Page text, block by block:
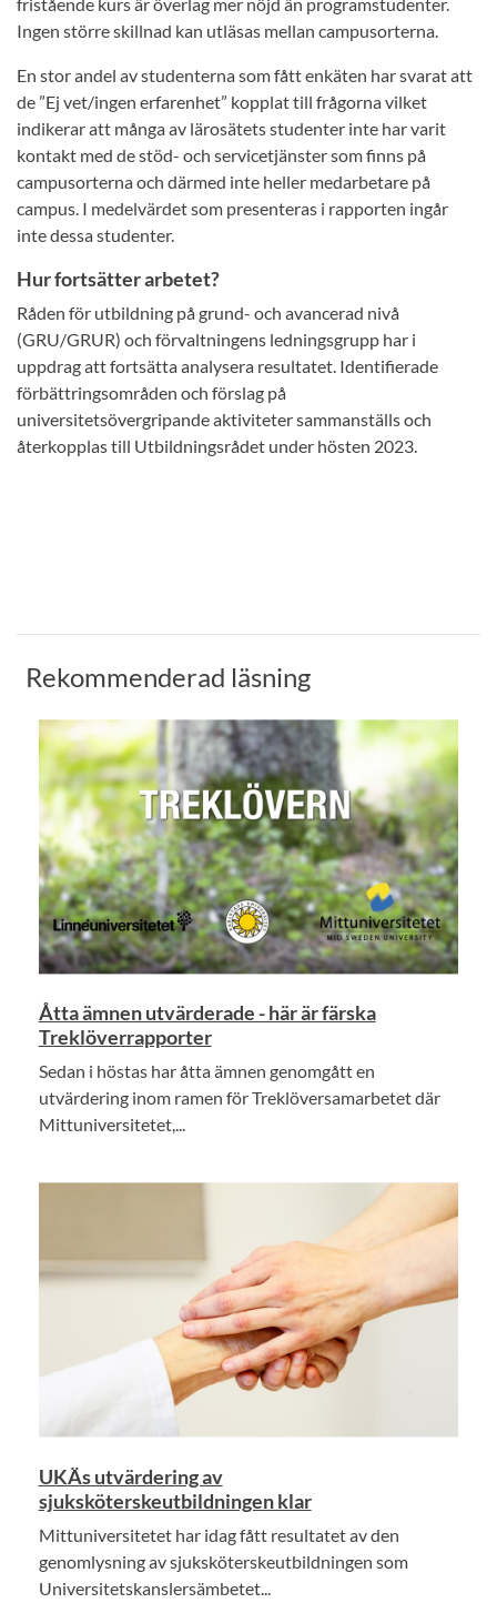
Ingen större skillnad kan utläsas mellan campusorterna.
En stor andel av studenterna som fått enkäten har svarat att
de ”Ej vet/ingen erfarenhet” kopplat till frågorna vilket
indikerar att många av lärosätets studenter inte har varit
kontakt med de stöd- och servicetjänster som finns på
campusorterna och därmed inte heller medarbetare på
campus. I medelvärdet som presenteras i rapporten ingår
inte dessa studenter.
Hur fortsätter arbetet?
Råden för utbildning på grund- och avancerad nivå
(GRU/GRUR) och förvaltningens ledningsgrupp har i
uppdrag att fortsätta analysera resultatet. Identifierade
förbättringsområden och förslag på
universitetsövergripande aktiviteter sammanställs och
återkopplas till Utbildningsrådet under hösten 2023.
Rekommenderad läsning
Åtta ämnen utvärderade - här är färska
Treklöverrapporter
Sedan i höstas har åtta ämnen genomgått en
utvärdering inom ramen för Treklöversamarbetet där
Mittuniversitetet,...
UKÄs utvärdering av
sjuksköterskeutbildningen klar
Mittuniversitetet har idag fått resultatet av den
genomlysning av sjuksköterskeutbildningen som
Universitetskanslersämbetet...